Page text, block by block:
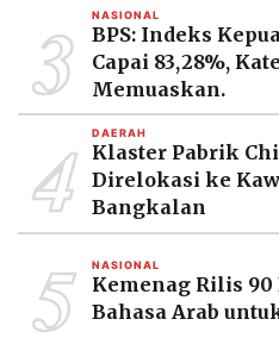
3 NASIONAL
BPS: Indeks
Capai 83,28%,
Memuaskan.
4 DAERAH
Klaster Pabrik
Direlokasi ke
Bangkalan
5 NASIONAL
Kemenag Rilis
Bahasa Arab